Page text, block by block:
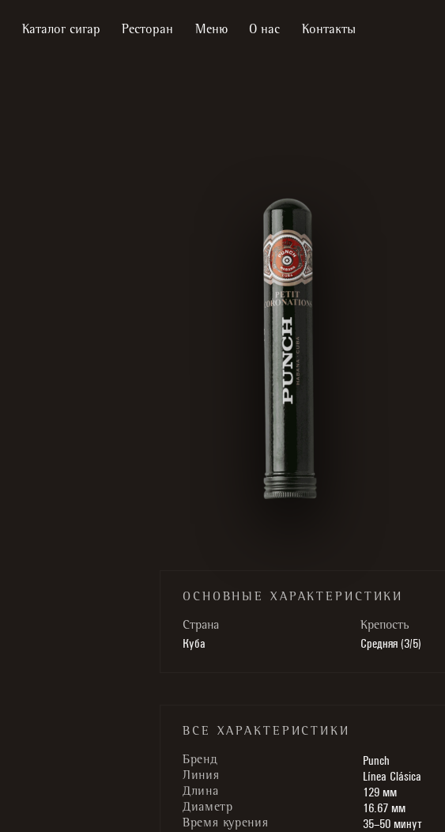
Каталог сигар Ресторан Меню О нас Контакты
ОСНОВНЫЕ ХАРАКТЕРИСТИКИ
Cтрана
Куба
Крепость
Средняя (3/5)
ВСЕ ХАРАКТЕРИСТИКИ
Бренд Punch
Линия Línea Clásica
Длина 129 мм
Диаметр 16.67 мм
Время курения 35–50 минут